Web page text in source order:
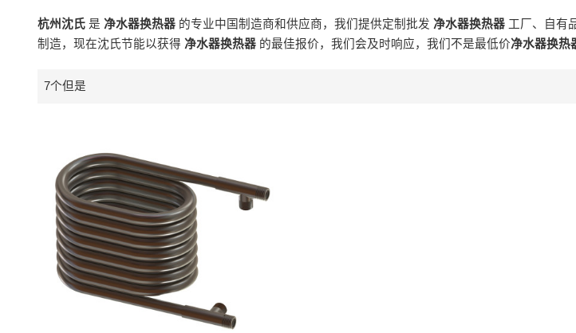
杭州沈氏是 净水器换热器的专业中国制造商和供应商，我们提供定制批发 净水器换热器工厂、自有
制造，现在沈氏节能以获得 净水器换热器的最佳报价，我们会及时响应，我们不是最低价净水器换热
7个但是